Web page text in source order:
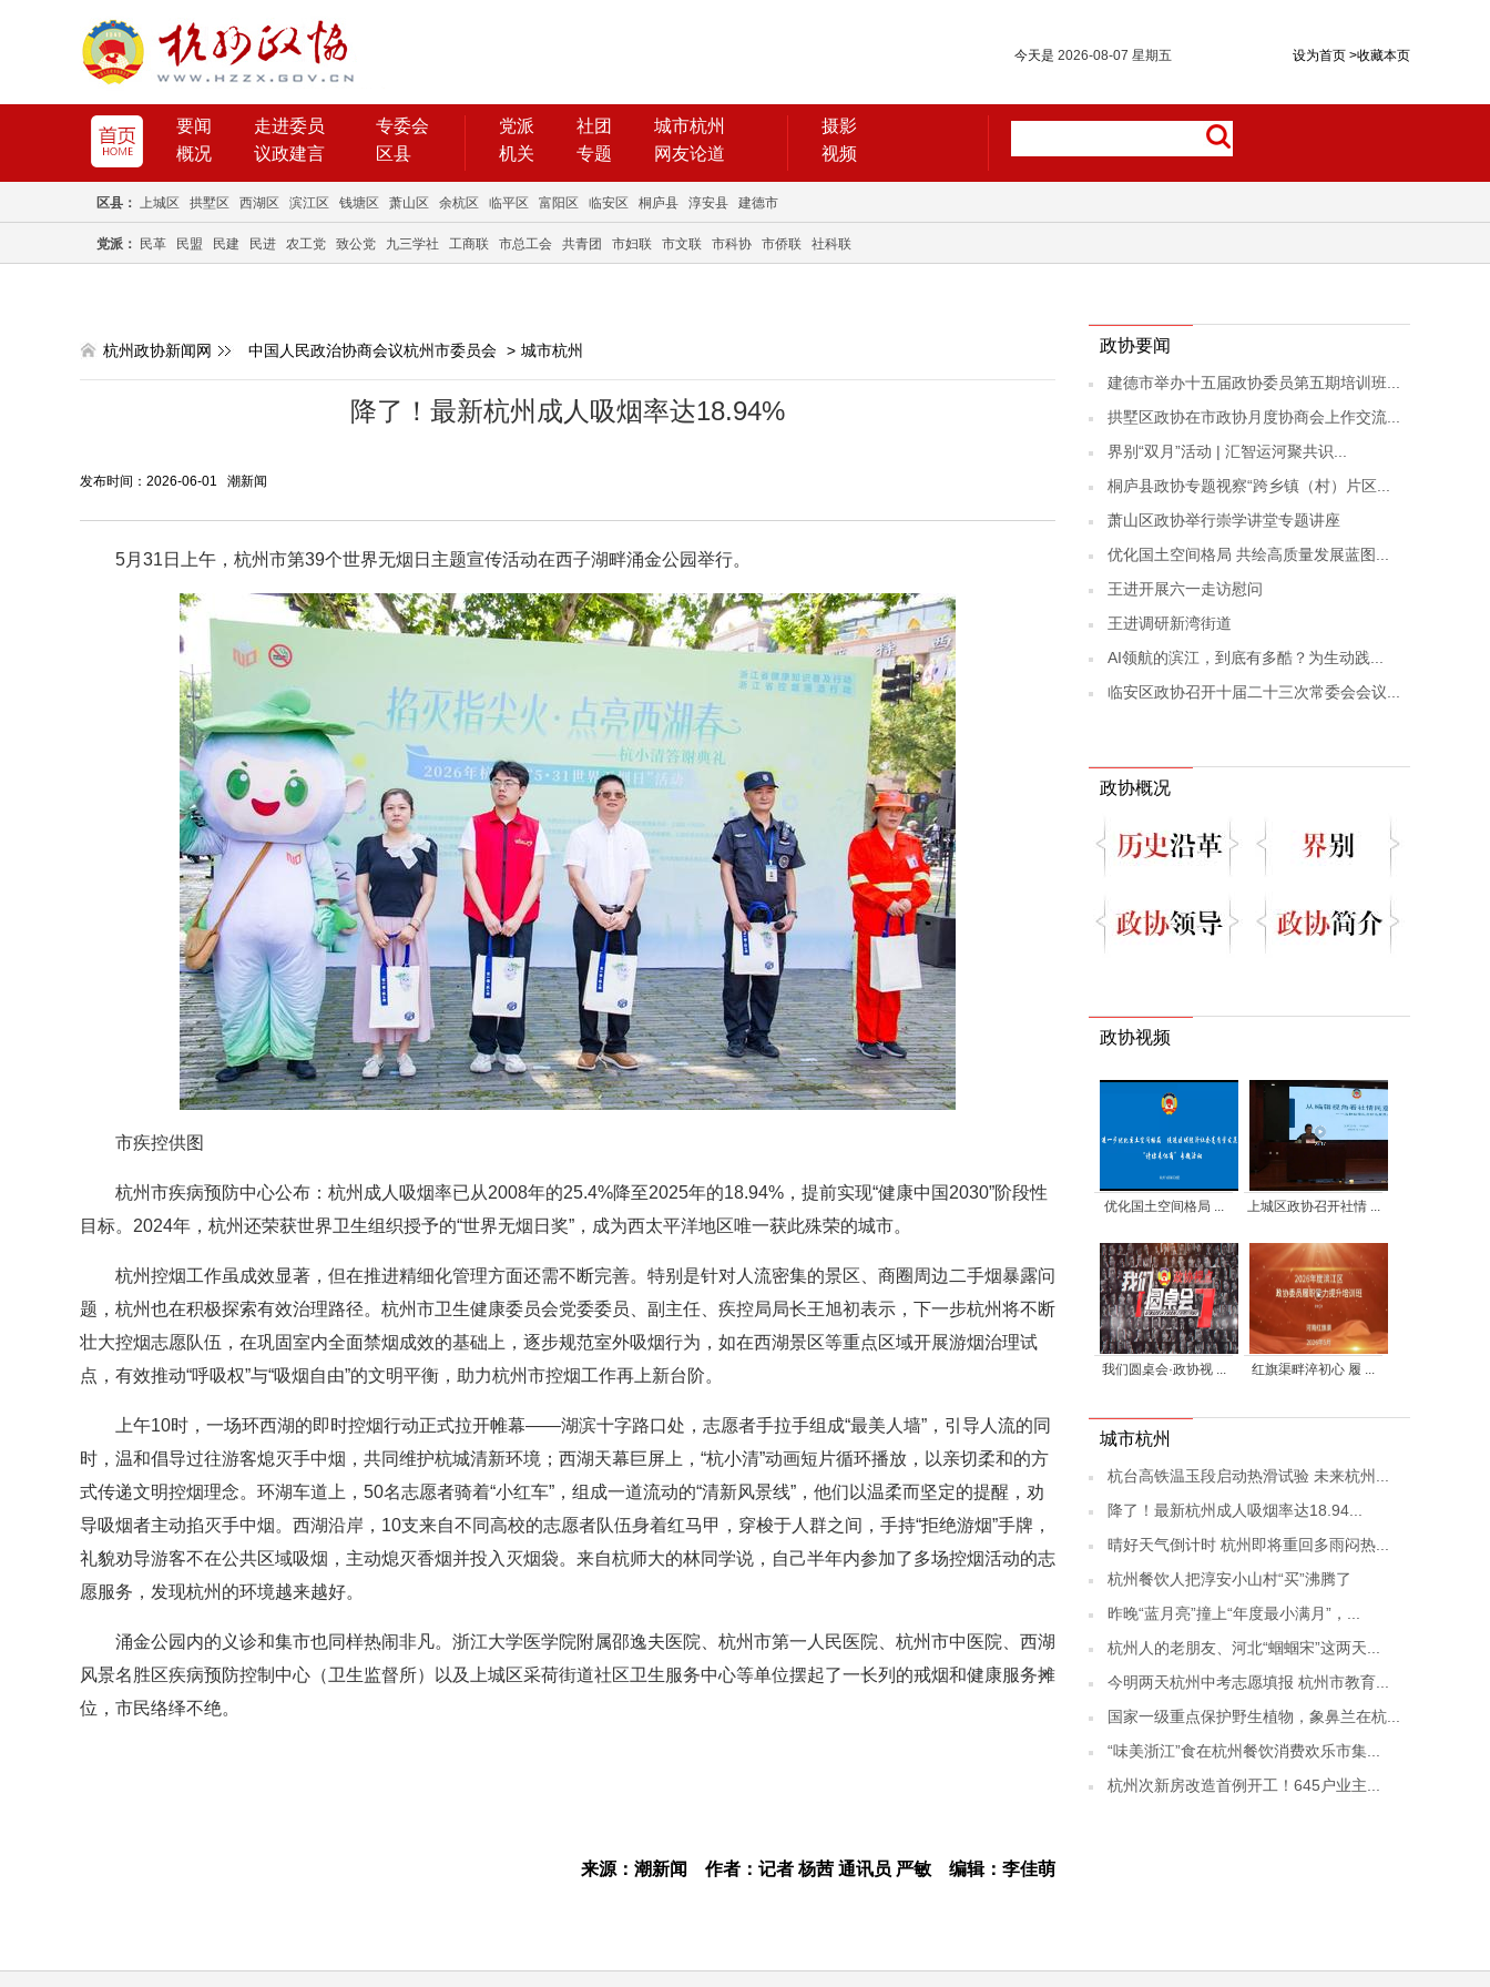
设为首页 >收藏本页
今天是 2026-08-07 星期五
要闻 走进委员
专委会
概况
议政建言 区县
党派 社团
城市杭州
机关
专题 网友论道
摄影
视频
区县： 上城区 拱墅区 西湖区 滨江区 钱塘区 萧山区 余杭区 临平区 富阳区 临安区 桐庐县 淳安县 建德市
党派： 民革 民盟 民建 民进 农工党 致公党 九三学社 工商联 市总工会 共青团 市妇联 市文联 市科协 市侨联 社科联
杭州政协新闻网 中国人民政治协商会议杭州市委员会 > 城市杭州
降了！最新杭州成人吸烟率达18.94%
发布时间：2026-06-01 潮新闻
5月31日上午，杭州市第39个世界无烟日主题宣传活动在西子湖畔涌金公园举行。
市疾控供图
杭州市疾病预防中心公布：杭州成人吸烟率已从2008年的25.4%降至2025年的18.94%，提前实现“健康中国2030”阶段性
目标。2024年，杭州还荣获世界卫生组织授予的“世界无烟日奖”，成为西太平洋地区唯一获此殊荣的城市。
杭州控烟工作虽成效显著，但在推进精细化管理方面还需不断完善。特别是针对人流密集的景区、商圈周边二手烟暴露问
题，杭州也在积极探索有效治理路径。杭州市卫生健康委员会党委委员、副主任、疾控局局长王旭初表示，下一步杭州将不断
壮大控烟志愿队伍，在巩固室内全面禁烟成效的基础上，逐步规范室外吸烟行为，如在西湖景区等重点区域开展游烟治理试
点，有效推动“呼吸权”与“吸烟自由”的文明平衡，助力杭州市控烟工作再上新台阶。
上午10时，一场环西湖的即时控烟行动正式拉开帷幕——湖滨十字路口处，志愿者手拉手组成“最美人墙”，引导人流的同
时，温和倡导过往游客熄灭手中烟，共同维护杭城清新环境；西湖天幕巨屏上，“杭小清”动画短片循环播放，以亲切柔和的方
式传递文明控烟理念。环湖车道上，50名志愿者骑着“小红车”，组成一道流动的“清新风景线”，他们以温柔而坚定的提醒，劝
导吸烟者主动掐灭手中烟。西湖沿岸，10支来自不同高校的志愿者队伍身着红马甲，穿梭于人群之间，手持“拒绝游烟”手牌，
礼貌劝导游客不在公共区域吸烟，主动熄灭香烟并投入灭烟袋。来自杭师大的林同学说，自己半年内参加了多场控烟活动的志
愿服务，发现杭州的环境越来越好。
涌金公园内的义诊和集市也同样热闹非凡。浙江大学医学院附属邵逸夫医院、杭州市第一人民医院、杭州市中医院、西湖
风景名胜区疾病预防控制中心（卫生监督所）以及上城区采荷街道社区卫生服务中心等单位摆起了一长列的戒烟和健康服务摊
位，市民络绎不绝。
来源：潮新闻 作者：记者 杨茜 通讯员 严敏 编辑：李佳萌
政协要闻
建德市举办十五届政协委员第五期培训班...
拱墅区政协在市政协月度协商会上作交流...
界别“双月”活动 | 汇智运河聚共识...
桐庐县政协专题视察“跨乡镇（村）片区...
萧山区政协举行崇学讲堂专题讲座
优化国土空间格局 共绘高质量发展蓝图...
王进开展六一走访慰问
王进调研新湾街道
AI领航的滨江，到底有多酷？为生动践...
临安区政协召开十届二十三次常委会会议...
政协概况
政协视频
优化国土空间格局 ... 上城区政协召开社情 ...
我们圆桌会·政协视 ... 红旗渠畔淬初心 履 ...
城市杭州
杭台高铁温玉段启动热滑试验 未来杭州...
降了！最新杭州成人吸烟率达18.94...
晴好天气倒计时 杭州即将重回多雨闷热...
杭州餐饮人把淳安小山村“买”沸腾了
昨晚“蓝月亮”撞上“年度最小满月”，...
杭州人的老朋友、河北“蝈蝈宋”这两天...
今明两天杭州中考志愿填报 杭州市教育...
国家一级重点保护野生植物，象鼻兰在杭...
“味美浙江”食在杭州餐饮消费欢乐市集...
杭州次新房改造首例开工！645户业主...